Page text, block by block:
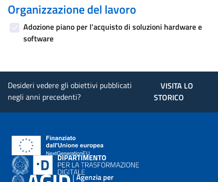
Organizzazione del lavoro
Adozione piano per l'acquisto di soluzioni hardware e
software
Desideri vedere gli obiettivi pubblicati
negli anni precedenti?
VISITA LO
STORICO